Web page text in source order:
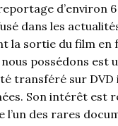
d’environ
dans les
la sortie du film en
possédons est
transféré sur DVD
Son intérêt est
l’un des rares